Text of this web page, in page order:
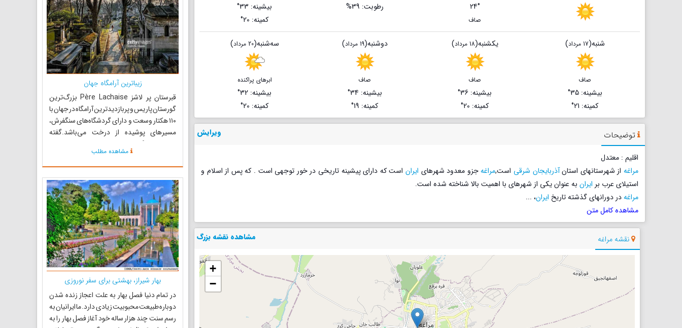
24°
صاف
رطوبت: 39% بیشینه: 33°
کمینه: 20°
شنبه(17 مرداد )
صاف
بیشینه: 35°
کمینه: 21°
یکشنبه(18 مرداد )
صاف
بیشینه: 36°
کمینه: 20°
دوشنبه(19 مرداد )
صاف
بیشینه: 34°
کمینه: 19°
ﺳﻪشنبه(20 مرداد )
ابرهای پراکنده
بیشینه: 32°
کمینه: 20°
توضیحات ویرایش
اقلیم : معتدل
مراغهاز شهرستانهای استانآذربایجان شرقی است,مراغهجزو معدود شهرهای ایران است که دارای پیشینه تاریخی در خور توجهی است . که پس از اسلام و
استیلای عرب بر ایران به عنوان یکی از شهرهای با اهمیت بالا شناخته شده است.
مراغهدر دورانهای گذشته تاریخ ایران، ...
مشاهده کامل متن
نقشه مراغه مشاهده نقشه بزرگ
+
−
زیباترین آرامگاه جهان
قبرستان پر لاشز Père Lachaise بزرگ‌ترین
گورستان پاریس و پربازدیدترین آرامگاه در جهان با
۱۱۰ هکتار وسعت و دارای گردشگاه‌‌های سنگفرش،
مسیرهای پوشیده از درخت می‌باشد.گفته
می‌شود این گورستان که در من
مشاهده مطلب
بهار شیراز، بهشتی برای سفر نوروزی
در تمام دنیا فصل بهار به علت اعجاز زنده شدن
دوباره طبیعت محبوبیت زیادی دارد. ما ایرانیان به
رسم سنت چند هزار ساله خود آغاز فصل بهار را به